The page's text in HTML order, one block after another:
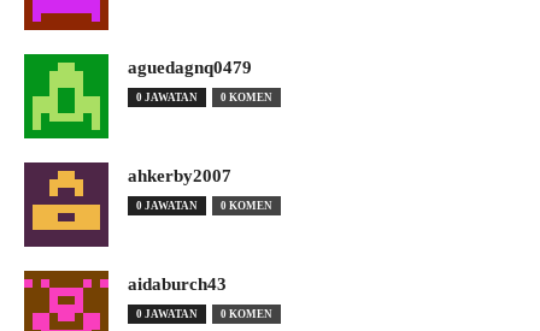
aguedagnq0479
0 JAWATAN 0 KOMEN
ahkerby2007
0 JAWATAN 0 KOMEN
aidaburch43
0 JAWATAN 0 KOMEN